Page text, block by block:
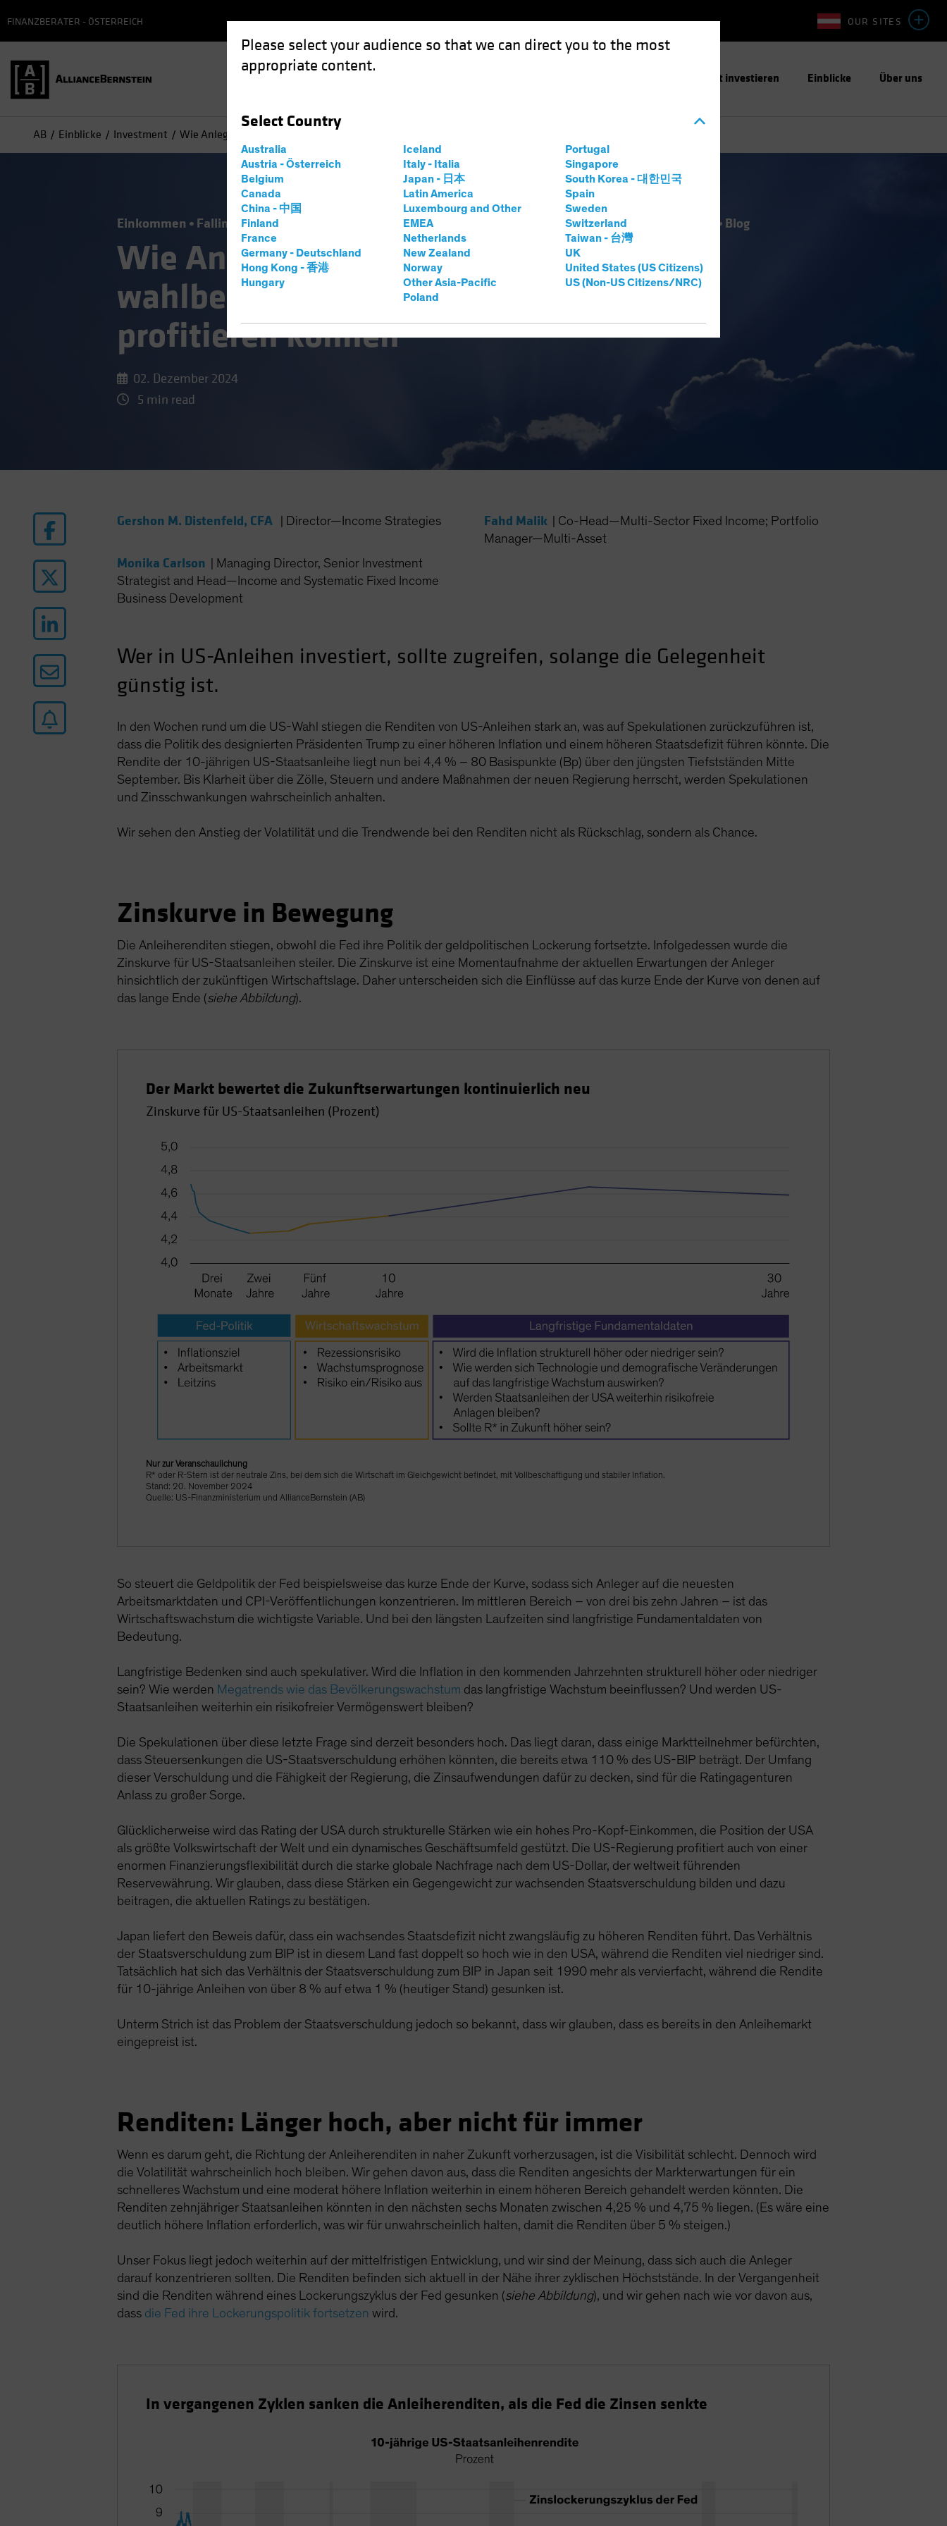
Please select your audience so that we can direct you to the most
appropriate content.
Select Country
Australia
Austria - Österreich
Belgium
Canada
China - 中国
Finland
France
Germany - Deutschland
Hong Kong - 香港
Hungary
Iceland
Italy - Italia
Japan - 日本
Latin America
Luxembourg and Other
EMEA
Netherlands
New Zealand
Norway
Other Asia-Pacific
Poland
Portugal
Singapore
South Korea - 대한민국
Spain
Sweden
Switzerland
Taiwan - 台灣
UK
United States (US Citizens)
US (Non-US Citizens/NRC)
OUR SITES
FINANZBERATER - ÖSTERREICH
Verantwortungsbewusst investieren Einblicke Über uns
AB Einblicke Investment Wie Anleger von der wahlbedingten Zinsvolatilität profitieren können
Einkommen Falling Rates Steigende Zinsen US Election Volatilität Blog
Wie Anleger von der
wahlbedingten Zinsvolatilität
profitieren können
02. Dezember 2024
5 min read
Gershon M. Distenfeld, CFA Director—Income Strategies Fahd Malik
Co-Head—Multi-Sector Fixed Income; Portfolio
Manager—Multi-Asset
Monika Carlson
Managing Director, Senior Investment
Strategist and Head—Income and Systematic Fixed Income
Business Development
Wer in US-Anleihen investiert, sollte zugreifen, solange die Gelegenheit
günstig ist.
In den Wochen rund um die US-Wahl stiegen die Renditen von US-Anleihen stark an, was auf Spekulationen zurückzuführen ist,
dass die Politik des designierten Präsidenten Trump zu einer höheren Inflation und einem höheren Staatsdefizit führen könnte. Die
Rendite der 10-jährigen US-Staatsanleihe liegt nun bei 4,4 % – 80 Basispunkte (Bp) über den jüngsten Tiefstständen Mitte
September. Bis Klarheit über die Zölle, Steuern und andere Maßnahmen der neuen Regierung herrscht, werden Spekulationen
und Zinsschwankungen wahrscheinlich anhalten.
Wir sehen den Anstieg der Volatilität und die Trendwende bei den Renditen nicht als Rückschlag, sondern als Chance.
Zinskurve in Bewegung
Die Anleiherenditen stiegen, obwohl die Fed ihre Politik der geldpolitischen Lockerung fortsetzte. Infolgedessen wurde die
Zinskurve für US-Staatsanleihen steiler. Die Zinskurve ist eine Momentaufnahme der aktuellen Erwartungen der Anleger
hinsichtlich der zukünftigen Wirtschaftslage. Daher unterscheiden sich die Einflüsse auf das kurze Ende der Kurve von denen auf
das lange Ende (siehe Abbildung).
Der Markt bewertet die Zukunftserwartungen kontinuierlich neu
Zinskurve für US-Staatsanleihen (Prozent)
Nur zur Veranschaulichung
R* oder R-Stern ist der neutrale Zins, bei dem sich die Wirtschaft im Gleichgewicht befindet, mit Vollbeschäftigung und stabiler Inflation.
Stand: 20. November 2024
Quelle: US-Finanzministerium und AllianceBernstein (AB)
So steuert die Geldpolitik der Fed beispielsweise das kurze Ende der Kurve, sodass sich Anleger auf die neuesten
Arbeitsmarktdaten und CPI-Veröffentlichungen konzentrieren. Im mittleren Bereich – von drei bis zehn Jahren – ist das
Wirtschaftswachstum die wichtigste Variable. Und bei den längsten Laufzeiten sind langfristige Fundamentaldaten von
Bedeutung.
Langfristige Bedenken sind auch spekulativer. Wird die Inflation in den kommenden Jahrzehnten strukturell höher oder niedriger
sein? Wie werden Megatrends wie das Bevölkerungswachstum das langfristige Wachstum beeinflussen? Und werden US-
Staatsanleihen weiterhin ein risikofreier Vermögenswert bleiben?
Die Spekulationen über diese letzte Frage sind derzeit besonders hoch. Das liegt daran, dass einige Marktteilnehmer befürchten,
dass Steuersenkungen die US-Staatsverschuldung erhöhen könnten, die bereits etwa 110 % des US-BIP beträgt. Der Umfang
dieser Verschuldung und die Fähigkeit der Regierung, die Zinsaufwendungen dafür zu decken, sind für die Ratingagenturen
Anlass zu großer Sorge.
Glücklicherweise wird das Rating der USA durch strukturelle Stärken wie ein hohes Pro-Kopf-Einkommen, die Position der USA
als größte Volkswirtschaft der Welt und ein dynamisches Geschäftsumfeld gestützt. Die US-Regierung profitiert auch von einer
enormen Finanzierungsflexibilität durch die starke globale Nachfrage nach dem US-Dollar, der weltweit führenden
Reservewährung. Wir glauben, dass diese Stärken ein Gegengewicht zur wachsenden Staatsverschuldung bilden und dazu
beitragen, die aktuellen Ratings zu bestätigen.
Japan liefert den Beweis dafür, dass ein wachsendes Staatsdefizit nicht zwangsläufig zu höheren Renditen führt. Das Verhältnis
der Staatsverschuldung zum BIP ist in diesem Land fast doppelt so hoch wie in den USA, während die Renditen viel niedriger sind.
Tatsächlich hat sich das Verhältnis der Staatsverschuldung zum BIP in Japan seit 1990 mehr als vervierfacht, während die Rendite
für 10-jährige Anleihen von über 8 % auf etwa 1 % (heutiger Stand) gesunken ist.
Unterm Strich ist das Problem der Staatsverschuldung jedoch so bekannt, dass wir glauben, dass es bereits in den Anleihemarkt
eingepreist ist.
Renditen: Länger hoch, aber nicht für immer
Wenn es darum geht, die Richtung der Anleiherenditen in naher Zukunft vorherzusagen, ist die Visibilität schlecht. Dennoch wird
die Volatilität wahrscheinlich hoch bleiben. Wir gehen davon aus, dass die Renditen angesichts der Markterwartungen für ein
schnelleres Wachstum und eine moderat höhere Inflation weiterhin in einem höheren Bereich gehandelt werden könnten. Die
Renditen zehnjähriger Staatsanleihen könnten in den nächsten sechs Monaten zwischen 4,25 % und 4,75 % liegen. (Es wäre eine
deutlich höhere Inflation erforderlich, was wir für unwahrscheinlich halten, damit die Renditen über 5 % steigen.)
Unser Fokus liegt jedoch weiterhin auf der mittelfristigen Entwicklung, und wir sind der Meinung, dass sich auch die Anleger
darauf konzentrieren sollten. Die Renditen befinden sich aktuell in der Nähe ihrer zyklischen Höchststände. In der Vergangenheit
sind die Renditen während eines Lockerungszyklus der Fed gesunken (siehe Abbildung), und wir gehen nach wie vor davon aus,
dass die Fed ihre Lockerungspolitik fortsetzen wird.
In vergangenen Zyklen sanken die Anleiherenditen, als die Fed die Zinsen senkte